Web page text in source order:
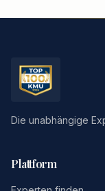
Die unabhängige
Plattform